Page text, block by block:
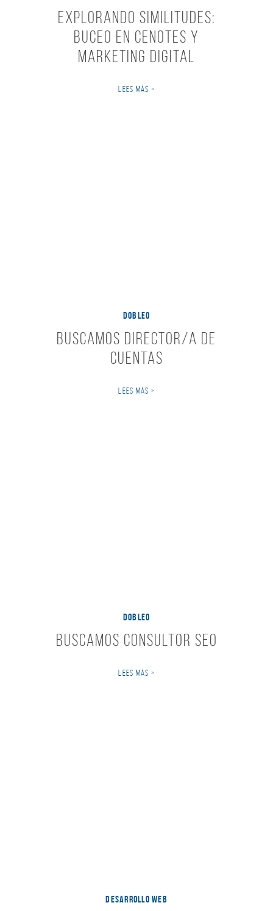
Explorando Similitudes:
Buceo en Cenotes y
Marketing Digital
LEES MÁS >
DOBLEO
Buscamos Director/a de
Cuentas
LEES MÁS >
DOBLEO
Buscamos consultor SEO
LEES MÁS >
DESARROLLO WEB